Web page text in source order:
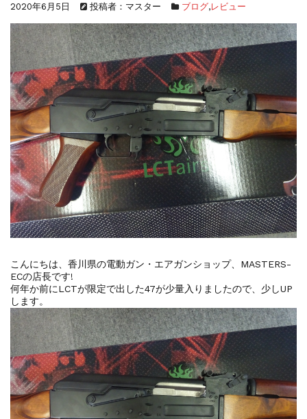
お知らせ
2025.8.28
ちょっと面白い電動416修理...
お知らせ
2026.8.4
S&T SKS-45 調整...
お知らせ
2025.11.27
発送について...
お知らせ
2025.8.29
GMailご利用のお客様へ...
お知らせ
2025.8.28
ちょっと面白い電動416修理...
2020年6月5日 投稿者：マスター ブログ,レビュー
こんにちは、香川県の電動ガン・エアガンショップ、MASTERS-
ECの店長です!
何年か前にLCTが限定で出した47が少量入りましたので、少しUP
します。